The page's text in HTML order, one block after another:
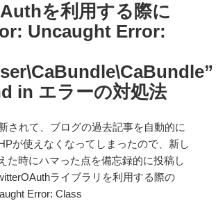
を利用する際に
Uncaught Error:
in エラーの対処法
されて、ブログの過去記事を自動的に
が使えなくなってしまったので、新し
た時にハマった点を備忘録的に投稿し
ライブラリを利用する際の
Error: Class